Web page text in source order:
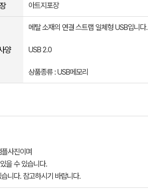
아트지포장
양
메탈 소재의 연결 스트랩 일체형 USB입니다.
USB 2.0
상품종류 : USB메모리
사진이며
을 수 있습니다.
니다. 참고하시기 바랍니다.